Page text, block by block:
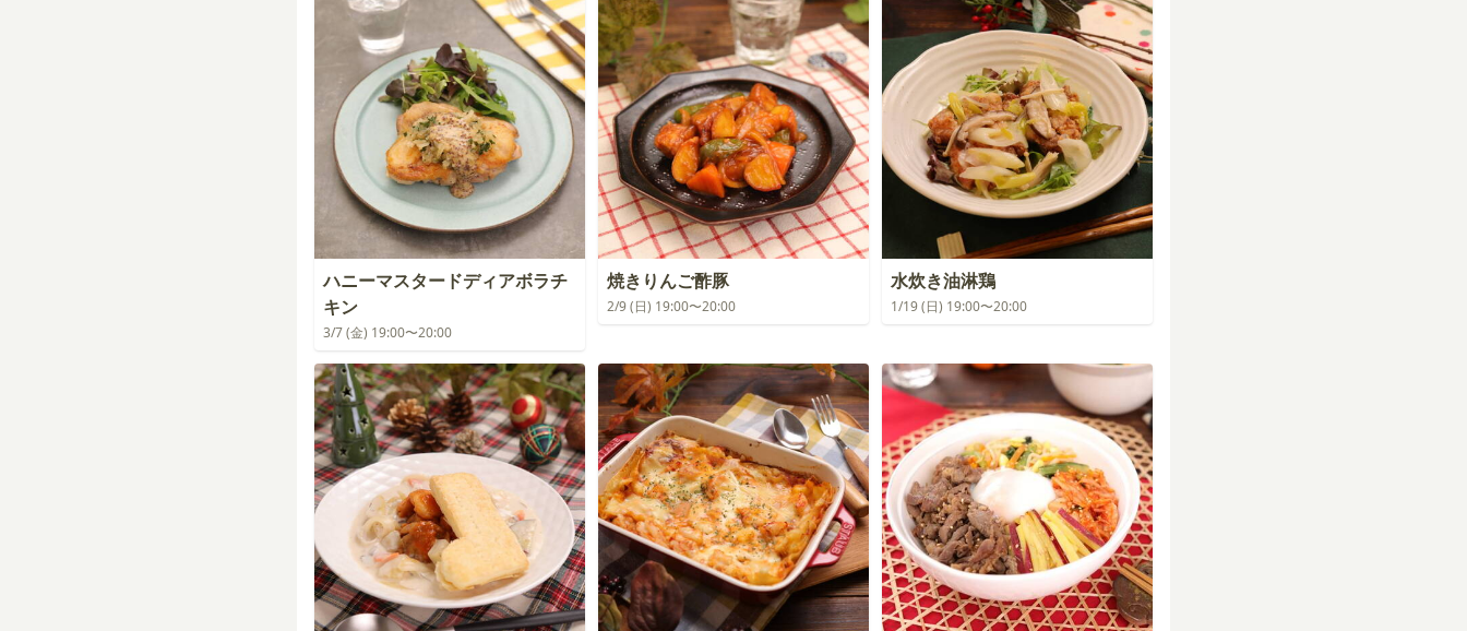
ハニーマスタードディアボラチ
キン
3/7 (金) 19:00〜20:00
焼きりんご酢豚
2/9 (日) 19:00〜20:00
水炊き油淋鶏
1/19 (日) 19:00〜20:00